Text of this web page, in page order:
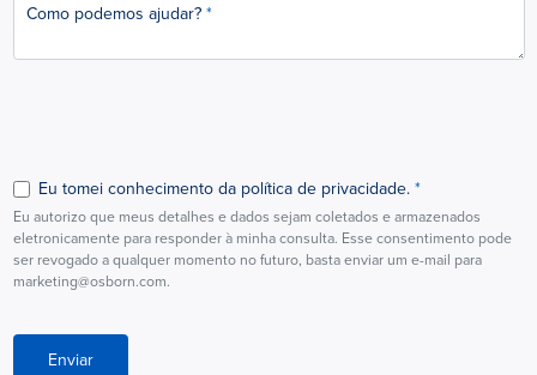
Como podemos ajudar?
Eu tomei conhecimento da política de privacidade.
Eu autorizo que meus detalhes e dados sejam coletados e armazenados
eletronicamente para responder à minha consulta. Esse consentimento pode
ser revogado a qualquer momento no futuro, basta enviar um e-mail para
marketing@osborn.com.
Enviar